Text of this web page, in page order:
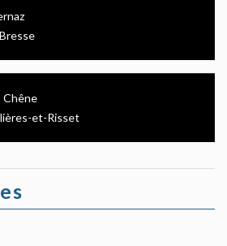
Chêne
et-Risset